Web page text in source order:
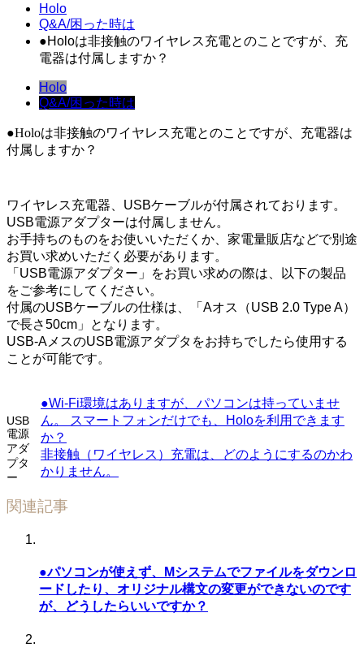
Holo
Q&A/困った時は
●Holoは非接触のワイヤレス充電とのことですが、充
電器は付属しますか？
Holo
Q&A/困った時は
●Holoは非接触のワイヤレス充電とのことですが、充電器は
付属しますか？
ワイヤレス充電器、USBケーブルが付属されております。
USB電源アダプターは付属しません。
お手持ちのものをお使いいただくか、家電量販店などで別途
お買い求めいただく必要があります。
「USB電源アダプター」をお買い求めの際は、以下の製品
をご参考にしてください。
付属のUSBケーブルの仕様は、「Aオス（USB 2.0 Type A）
で長さ50cm」となります。
USB-AメスのUSB電源アダプタをお持ちでしたら使用する
ことが可能です。
USB
電源
アダ
プタ
ー
●Wi-Fi環境はありますが、パソコンは持っていませ
ん。 スマートフォンだけでも、Holoを利用できます
か？
非接触（ワイヤレス）充電は、どのようにするのかわ
かりません。
関連記事
●パソコンが使えず、Mシステムでファイルをダウンロ
ードしたり、オリジナル構文の変更ができないのです
が、どうしたらいいですか？